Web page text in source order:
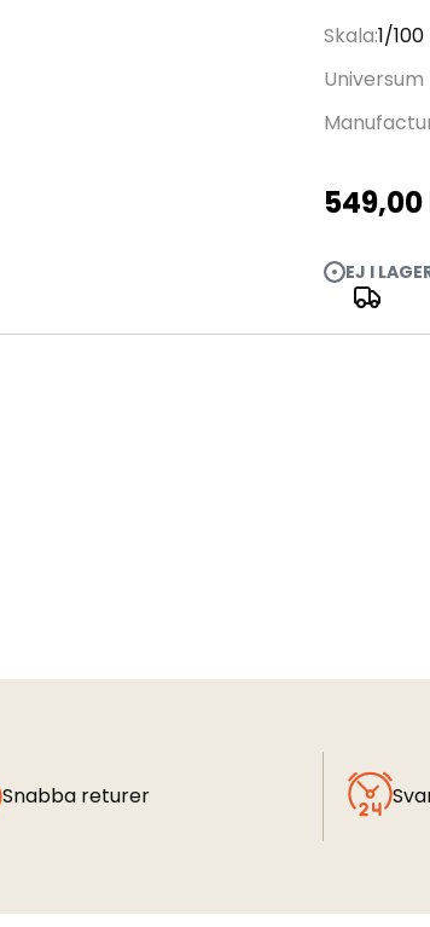
Skala1/100
Universum
EJ I
Snabba returer